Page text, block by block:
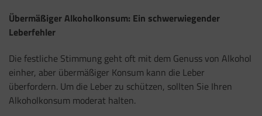
Übermäßiger Alkoholkonsum: Ein schwerwiegender
Leberfehler
Die festliche Stimmung geht oft mit dem Genuss von Alkohol
einher, aber übermäßiger Konsum kann die Leber
überfordern. Um die Leber zu schützen, sollten Sie Ihren
Alkoholkonsum moderat halten.